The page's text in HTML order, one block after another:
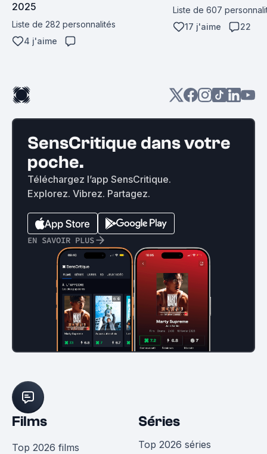
2025
Liste de 282 personnalités
4 j'aime
Liste de 607
17 j'aime
22
SensCritique dans votre
poche.
Téléchargez l’app SensCritique.
Explorez. Vibrez. Partagez.
EN SAVOIR PLUS
Films
Top 2026 films
Séries
Top 2026 séries